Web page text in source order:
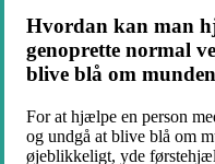
Hvordan kan man
genoprette normal
blive blå om
For at hjælpe en person
og undgå at blive blå om
øjeblikkeligt, yde